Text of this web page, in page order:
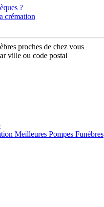
?
crémation
proches de chez vous
ville ou code postal
Meilleures Pompes Funèbres